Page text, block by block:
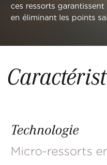
ces ressorts
en éliminant les points
Technologie
Micro-ressorts